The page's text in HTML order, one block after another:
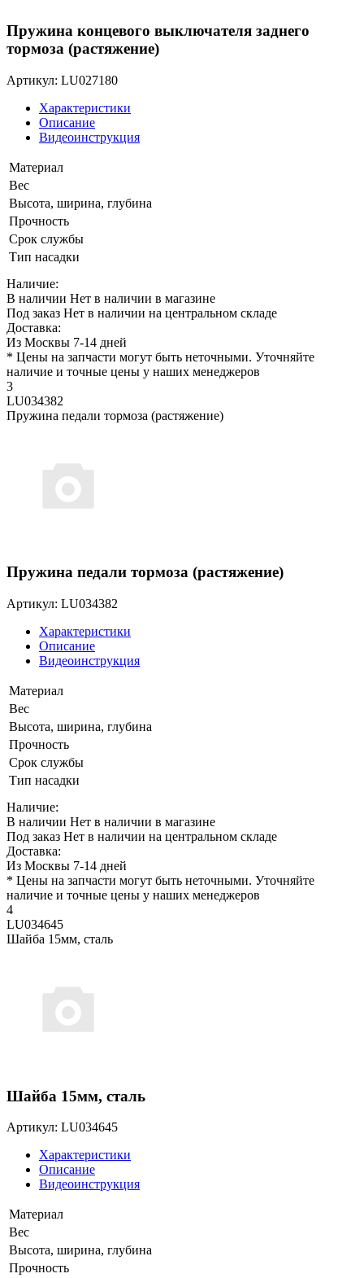
Пружина концевого выключателя заднего
тормоза (растяжение)
Артикул: LU027180
Характеристики
Описание
Видеоинструкция
Материал
Вес
Высота, ширина, глубина
Прочность
Срок службы
Тип насадки
Наличие:
В наличии Нет в наличии в магазине
Под заказ Нет в наличии на центральном складе
Доставка:
Из Москвы 7-14 дней
* Цены на запчасти могут быть неточными. Уточняйте
наличие и точные цены у наших менеджеров
3
LU034382
Пружина педали тормоза (растяжение)
Пружина педали тормоза (растяжение)
Артикул: LU034382
Характеристики
Описание
Видеоинструкция
Материал
Вес
Высота, ширина, глубина
Прочность
Срок службы
Тип насадки
Наличие:
В наличии Нет в наличии в магазине
Под заказ Нет в наличии на центральном складе
Доставка:
Из Москвы 7-14 дней
* Цены на запчасти могут быть неточными. Уточняйте
наличие и точные цены у наших менеджеров
4
LU034645
Шайба 15мм, сталь
Шайба 15мм, сталь
Артикул: LU034645
Характеристики
Описание
Видеоинструкция
Материал
Вес
Высота, ширина, глубина
Прочность